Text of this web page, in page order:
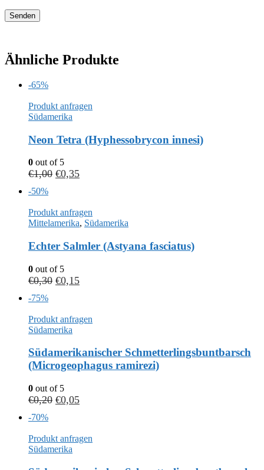
Ähnliche Produkte
-65%
Produkt anfragen
Südamerika
Neon Tetra (Hyphessobrycon innesi)
0 out of 5
€1,00 €0,35
-50%
Produkt anfragen
Mittelamerika, Südamerika
Echter Salmler (Astyana fasciatus)
0 out of 5
€0,30 €0,15
-75%
Produkt anfragen
Südamerika
Südamerikanischer Schmetterlingsbuntbarsch
(Microgeophagus ramirezi)
0 out of 5
€0,20 €0,05
-70%
Produkt anfragen
Südamerika